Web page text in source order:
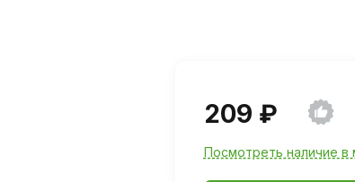
209 ₽
Посмотреть наличие в